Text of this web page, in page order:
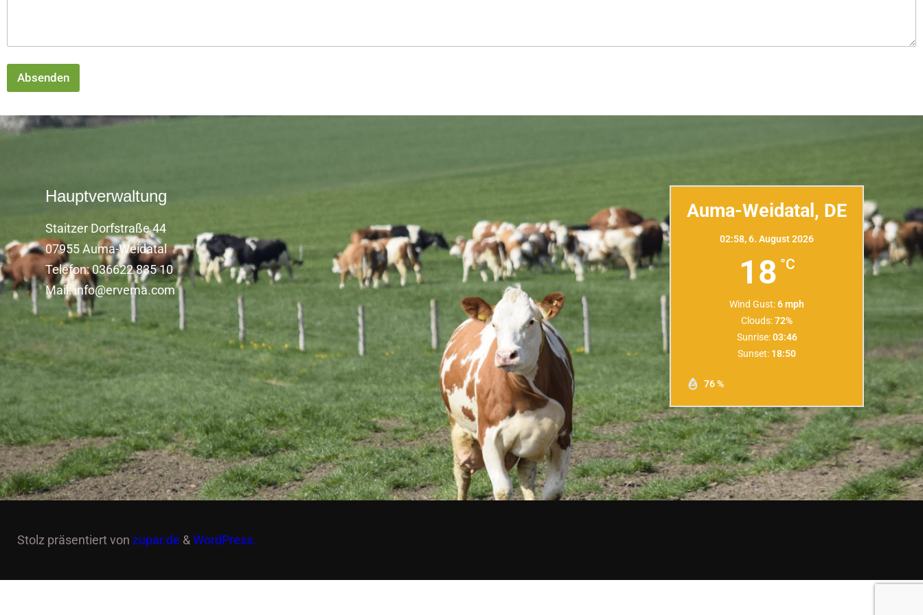
Absenden
Hauptverwaltung
Staitzer Dorfstraße 44
07955 Auma-Weidatal
Telefon: 036622 835 10
Mail: info@ervema.com
Auma-Weidatal, DE
02:58,6. August 2026
18 °C
76 %
Wind Gust: 6 mph
Clouds: 72%
Sunrise: 03:46
Sunset: 18:50
Stolz präsentiert von zupar.de & WordPress.